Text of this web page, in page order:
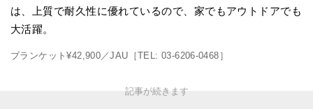
は、上質で耐久性に優れているので、家でもアウトドアでも
大活躍。
ブランケット¥42,900／JAU［TEL: 03-6206-0468］